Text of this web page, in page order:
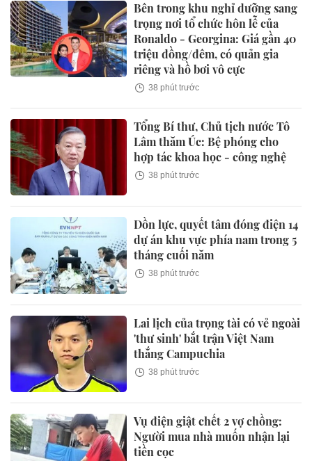
Bên trong khu nghỉ dưỡng sang
trọng nơi tổ chức hôn lễ của
Ronaldo - Georgina: Giá gần 40
triệu đồng/đêm, có quản gia
riêng và hồ bơi vô cực
38 phút trước
Tổng Bí thư, Chủ tịch nước Tô
Lâm thăm Úc: Bệ phóng cho
hợp tác khoa học - công nghệ
38 phút trước
Dồn lực, quyết tâm đóng điện 14
dự án khu vực phía nam trong 5
tháng cuối năm
38 phút trước
Lai lịch của trọng tài có vẻ ngoài
'thư sinh' bắt trận Việt Nam
thắng Campuchia
38 phút trước
Vụ điện giật chết 2 vợ chồng:
Người mua nhà muốn nhận lại
tiền cọc